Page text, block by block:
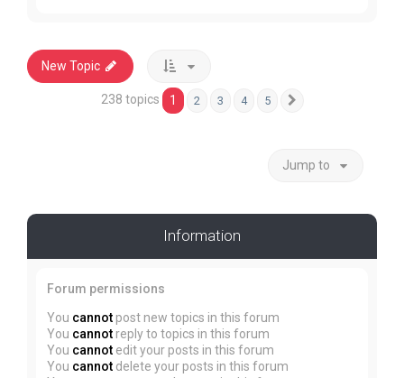
New Topic
238 topics 1 2 3 4 5
Jump to
Information
Forum permissions
You cannot post new topics in this forum
You cannot reply to topics in this forum
You cannot edit your posts in this forum
You cannot delete your posts in this forum